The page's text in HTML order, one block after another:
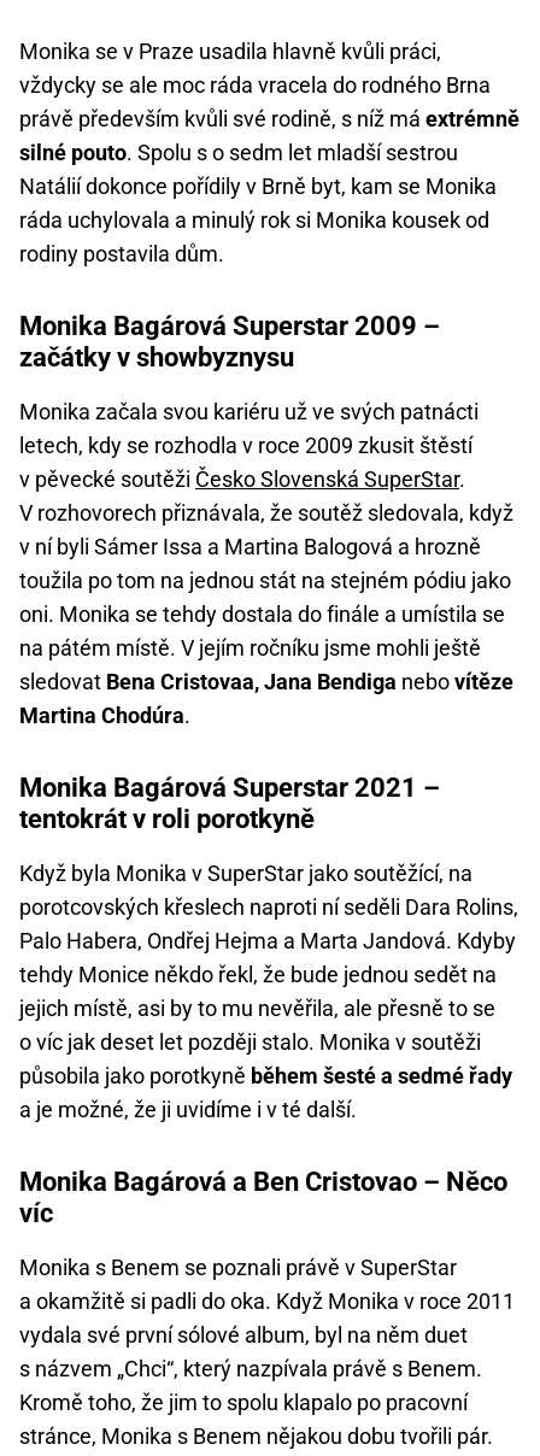
Monika se v Praze usadila hlavně kvůli práci,
vždycky se ale moc ráda vracela do rodného Brna
právě především kvůli své rodině, s níž má extrémně
silné pouto. Spolu s o sedm let mladší sestrou
Natálií dokonce pořídily v Brně byt, kam se Monika
ráda uchylovala a minulý rok si Monika kousek od
rodiny postavila dům.
Monika Bagárová Superstar 2009 –
začátky v showbyznysu
Monika začala svou kariéru už ve svých patnácti
letech, kdy se rozhodla v roce 2009 zkusit štěstí
v pěvecké soutěži Česko Slovenská SuperStar.
V rozhovorech přiznávala, že soutěž sledovala, když
v ní byli Sámer Issa a Martina Balogová a hrozně
toužila po tom na jednou stát na stejném pódiu jako
oni. Monika se tehdy dostala do finále a umístila se
na pátém místě. V jejím ročníku jsme mohli ještě
sledovat Bena Cristovaa, Jana Bendiga nebovítěze
Martina Chodúra.
Monika Bagárová Superstar 2021 –
tentokrát v roli porotkyně
Když byla Monika v SuperStar jako soutěžící, na
porotcovských křeslech naproti ní seděli Dara Rolins,
Palo Habera, Ondřej Hejma a Marta Jandová. Kdyby
tehdy Monice někdo řekl, že bude jednou sedět na
jejich místě, asi by to mu nevěřila, ale přesně to se
o víc jak deset let později stalo. Monika v soutěži
působila jako porotkyně během šesté a sedmé řady
a je možné, že ji uvidíme i v té další.
Monika Bagárová a Ben Cristovao – Něco
víc
Monika s Benem se poznali právě v SuperStar
a okamžitě si padli do oka. Když Monika v roce 2011
vydala své první sólové album, byl na něm duet
s názvem „Chci“, který nazpívala právě s Benem.
Kromě toho, že jim to spolu klapalo po pracovní
stránce, Monika s Benem nějakou dobu tvořili pár.